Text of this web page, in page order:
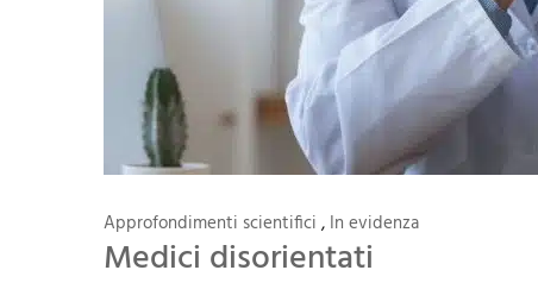
Approfondimenti scientifici , In evidenza
Medici disorientati